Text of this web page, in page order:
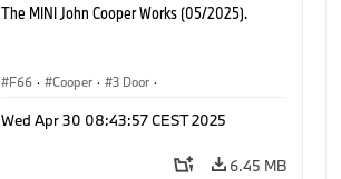
The MINI John Cooper Works (05/2025).
F66 · Cooper · 3 Door ·
Wed Apr 30 08:43:57 CEST 2025
6.45 MB